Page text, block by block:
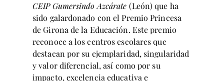
CEIP Gumersindo Azcárate (León) que ha
sido galardonado con el Premio Princesa
de Girona de la Educación. Este premio
reconoce a los centros escolares que
destacan por su ejemplaridad, singularidad
y valor diferencial, así como por su
impacto, excelencia educativa e